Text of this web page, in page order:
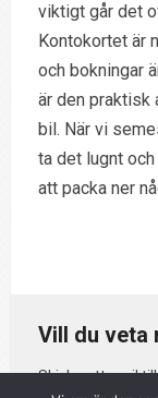
viktigt går det
Kontokortet är
och bokningar
är den praktisk
bil. När vi
ta det lugnt
att packa ner
Vill du veta
Skicka ett mejl